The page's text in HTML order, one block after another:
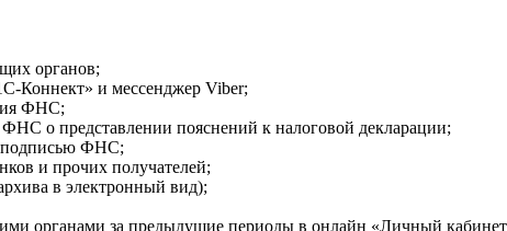
органов;
Коннект» и мессенджер Viber;
ФНС;
о представлении пояснений к налоговой декларации;
подписью ФНС;
и прочих получателей;
в электронный вид);
органами за предыдущие периоды в онлайн «Личный